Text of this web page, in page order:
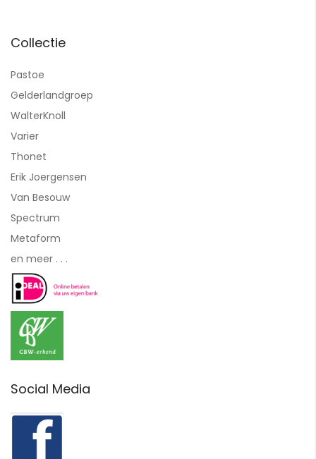
Collectie
Pastoe
Gelderlandgroep
WalterKnoll
Varier
Thonet
Erik Joergensen
Van Besouw
Spectrum
Metaform
en meer . . .
Social Media